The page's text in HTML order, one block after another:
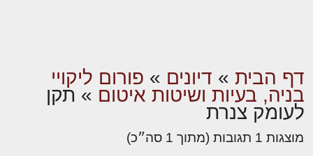
דף הבית » דיונים » פורום ליקויי
בניה, בעיות ושיטות איטום » תקן
לעומק צנרת
מוצגות 1 תגובות (מתוך 1 סה״כ)